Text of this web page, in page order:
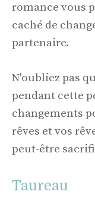
romance vous
caché de
partenaire.
N'oubliez pas
pendant cette
changements
rêves et vos
peut-être
Taureau